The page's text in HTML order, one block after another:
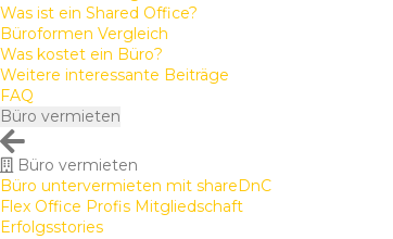
Was ist ein Shared Office?
Büroformen Vergleich
Was kostet ein Büro?
Weitere interessante Beiträge
FAQ
Büro vermieten
Büro vermieten
Büro untervermieten mit shareDnC
Flex Office Profis Mitgliedschaft
Erfolgsstories